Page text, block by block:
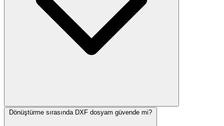
Dönüştürme sırasında DXF dosyam güvende mi?